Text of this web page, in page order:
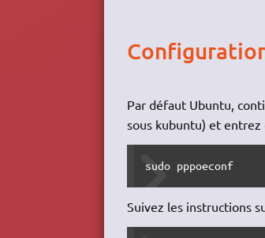
Par défaut Ubuntu,
sous kubuntu) et entrez
sudo pppoeconf
Suivez les instructions